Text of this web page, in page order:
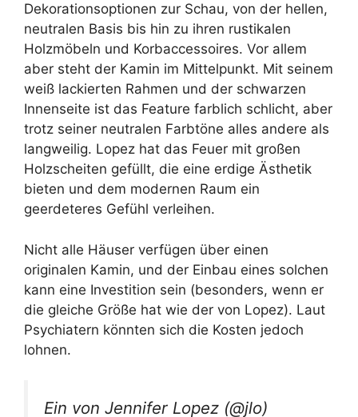
Dekorationsoptionen zur Schau, von der hellen,
neutralen Basis bis hin zu ihren rustikalen
Holzmöbeln und Korbaccessoires. Vor allem
aber steht der Kamin im Mittelpunkt. Mit seinem
weiß lackierten Rahmen und der schwarzen
Innenseite ist das Feature farblich schlicht, aber
trotz seiner neutralen Farbtöne alles andere als
langweilig. Lopez hat das Feuer mit großen
Holzscheiten gefüllt, die eine erdige Ästhetik
bieten und dem modernen Raum ein
geerdeteres Gefühl verleihen.
Nicht alle Häuser verfügen über einen
originalen Kamin, und der Einbau eines solchen
kann eine Investition sein (besonders, wenn er
die gleiche Größe hat wie der von Lopez). Laut
Psychiatern könnten sich die Kosten jedoch
lohnen.
Ein von Jennifer Lopez (@jlo)